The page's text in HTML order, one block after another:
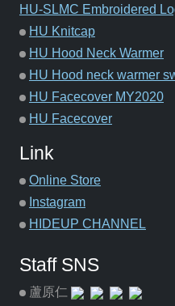
HU-SLMC Embroidered
HU Knitcap
HU Hood Neck Warmer
HU Hood neck warmer
HU Facecover MY2020
HU Facecover
Link
Online Store
Instagram
HIDEUP CHANNEL
Staff SNS
蘆原仁